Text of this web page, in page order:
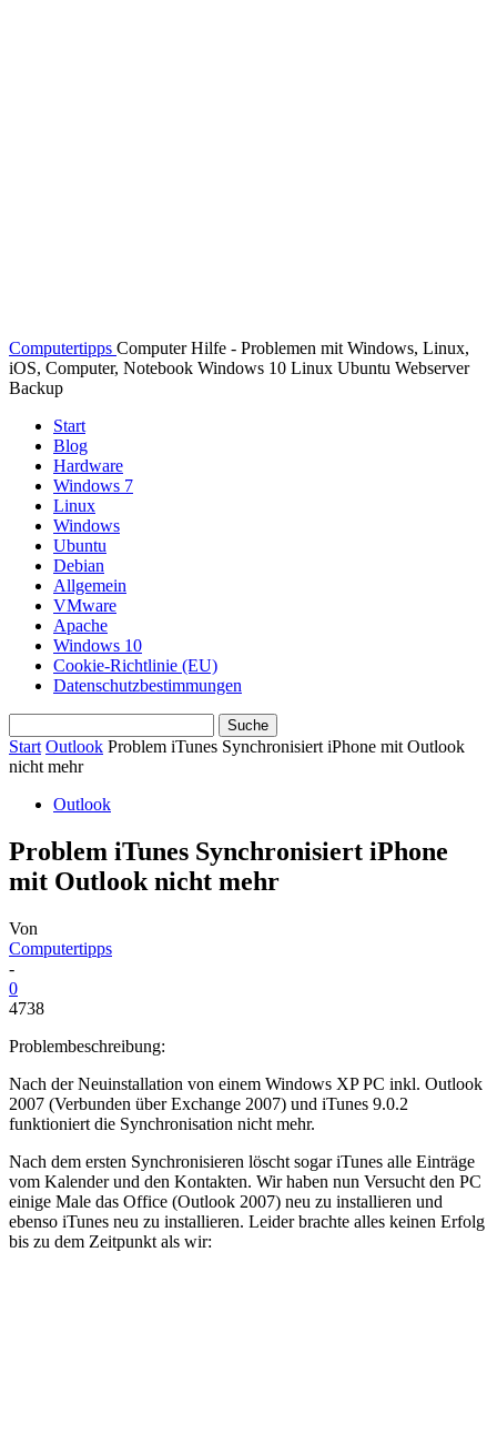
Computertipps Computer Hilfe - Problemen mit Windows, Linux,
iOS, Computer, Notebook Windows 10 Linux Ubuntu Webserver
Backup
Start
Blog
Hardware
Windows 7
Linux
Windows
Ubuntu
Debian
Allgemein
VMware
Apache
Windows 10
Cookie-Richtlinie (EU)
Datenschutzbestimmungen
Start Outlook Problem iTunes Synchronisiert iPhone mit Outlook
nicht mehr
Outlook
Problem iTunes Synchronisiert iPhone
mit Outlook nicht mehr
Von
Computertipps
-
0
4738
Problembeschreibung:
Nach der Neuinstallation von einem Windows XP PC inkl. Outlook
2007 (Verbunden über Exchange 2007) und iTunes 9.0.2
funktioniert die Synchronisation nicht mehr.
Nach dem ersten Synchronisieren löscht sogar iTunes alle Einträge
vom Kalender und den Kontakten. Wir haben nun Versucht den PC
einige Male das Office (Outlook 2007) neu zu installieren und
ebenso iTunes neu zu installieren. Leider brachte alles keinen Erfolg
bis zu dem Zeitpunkt als wir: